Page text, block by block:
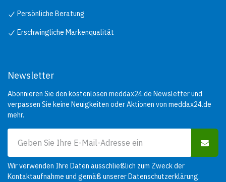
Persönliche Beratung
Erschwingliche Markenqualität
Newsletter
Abonnieren Sie den kostenlosen meddax24.de Newsletter und
verpassen Sie keine Neuigkeiten oder Aktionen von meddax24.de
mehr.
Wir verwenden Ihre Daten ausschließlich zum Zweck der
Kontaktaufnahme und gemäß unsererDatenschutzerklärung.